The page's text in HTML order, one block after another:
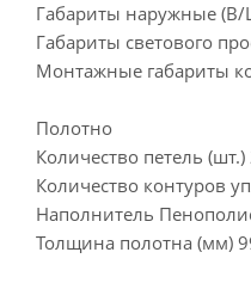
Габариты наружные
Габариты светового
Монтажные габариты
Полотно
Количество петель (шт.)
Количество контуров
Наполнитель
Толщина полотна (мм)